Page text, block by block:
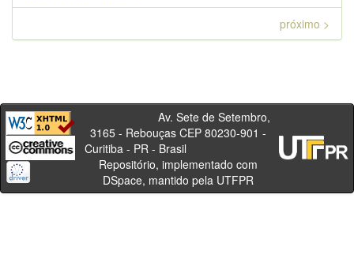
próximo >
Av. Sete de Setembro,
3165 - Rebouças CEP 80230-901 -
Curitiba - PR - Brasil
Repositório, implementado com
DSpace, mantido pela UTFPR